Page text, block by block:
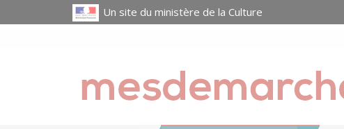
Un site du ministère de la Culture